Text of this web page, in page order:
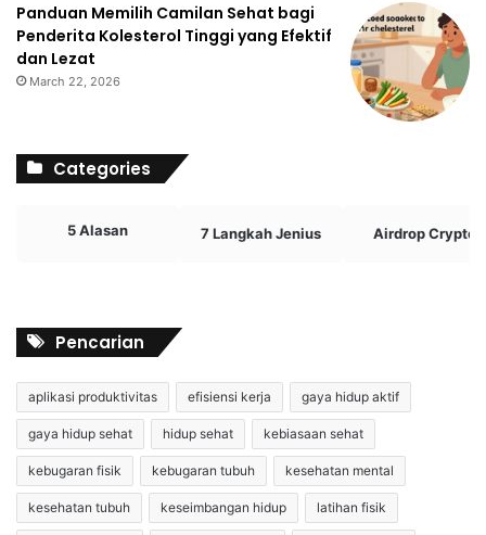
Panduan Memilih Camilan Sehat bagi
Penderita Kolesterol Tinggi yang Efektif
dan Lezat
March 22, 2026
Categories
5 Alasan 7 Langkah Jenius Airdrop Crypto
Pencarian
aplikasi produktivitas efisiensi kerja gaya hidup aktif
gaya hidup sehat hidup sehat kebiasaan sehat
kebugaran fisik kebugaran tubuh kesehatan mental
kesehatan tubuh keseimbangan hidup latihan fisik